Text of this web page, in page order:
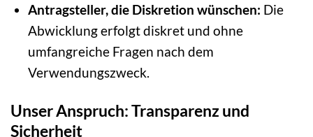
Antragsteller, die Diskretion wünschen: Die
Abwicklung erfolgt diskret und ohne
umfangreiche Fragen nach dem
Verwendungszweck.
Unser Anspruch: Transparenz und
Sicherheit